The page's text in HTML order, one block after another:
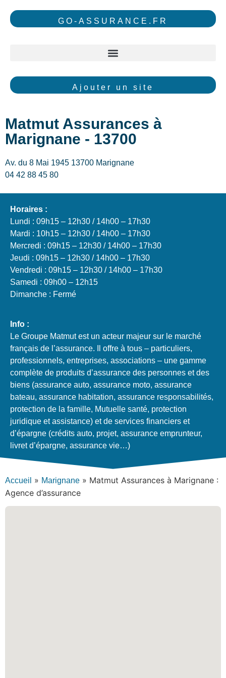
GO-ASSURANCE.FR
Ajouter un site
Matmut Assurances à
Marignane - 13700
Av. du 8 Mai 1945 13700 Marignane
04 42 88 45 80
Horaires :
Lundi : 09h15 – 12h30 / 14h00 – 17h30
Mardi : 10h15 – 12h30 / 14h00 – 17h30
Mercredi : 09h15 – 12h30 / 14h00 – 17h30
Jeudi : 09h15 – 12h30 / 14h00 – 17h30
Vendredi : 09h15 – 12h30 / 14h00 – 17h30
Samedi : 09h00 – 12h15
Dimanche : Fermé
Info :
Le Groupe Matmut est un acteur majeur sur le marché
français de l’assurance. Il offre à tous – particuliers,
professionnels, entreprises, associations – une gamme
complète de produits d’assurance des personnes et des
biens (assurance auto, assurance moto, assurance
bateau, assurance habitation, assurance responsabilités,
protection de la famille, Mutuelle santé, protection
juridique et assistance) et de services financiers et
d’épargne (crédits auto, projet, assurance emprunteur,
livret d’épargne, assurance vie…)
Accueil » Marignane » Matmut Assurances à Marignane :
Agence d’assurance